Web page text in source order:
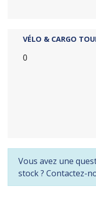
VÉLO & CARGO
0
Vous avez une
stock ? Contactez-